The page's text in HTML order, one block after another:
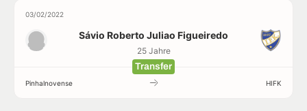
03/02/2022
Sávio Roberto Juliao Figueiredo
25 Jahre
Transfer
Pinhalnovense HIFK